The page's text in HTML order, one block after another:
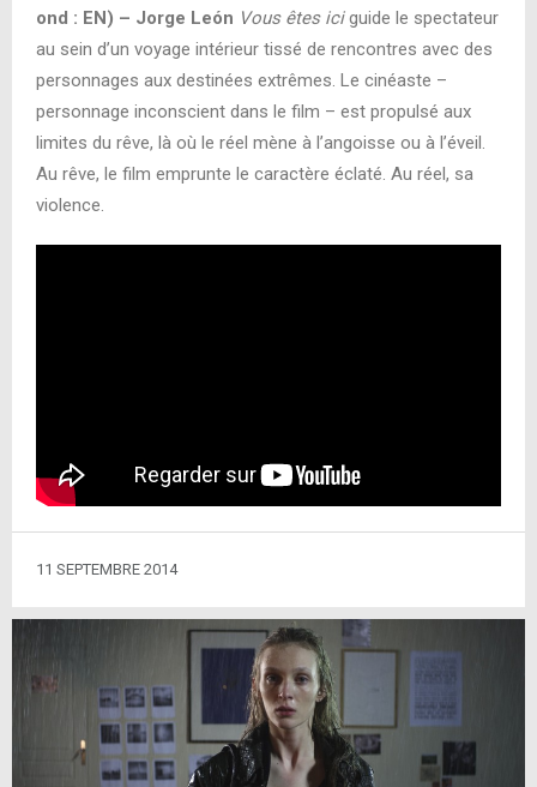
ond : EN) – Jorge León Vous êtes iciguide le spectateur
au sein d’un voyage intérieur tissé de rencontres avec des
personnages aux destinées extrêmes. Le cinéaste –
personnage inconscient dans le film – est propulsé aux
limites du rêve, là où le réel mène à l’angoisse ou à l’éveil.
Au rêve, le film emprunte le caractère éclaté. Au réel, sa
violence.
11 SEPTEMBRE 2014